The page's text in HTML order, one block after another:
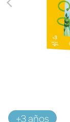
+3 años